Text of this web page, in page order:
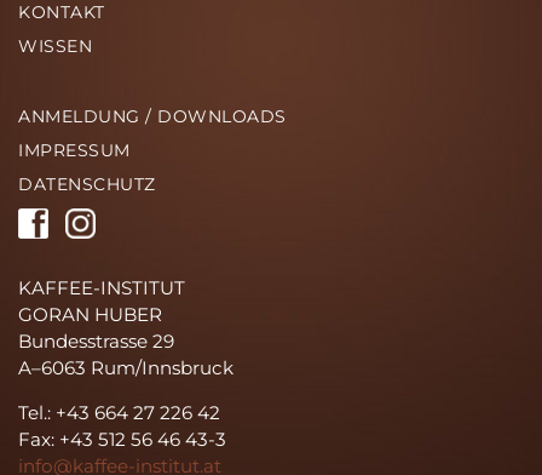
KONTAKT
WISSEN
ANMELDUNG / DOWNLOADS
IMPRESSUM
DATENSCHUTZ
KAFFEE-INSTITUT
GORAN HUBER
Bundesstrasse 29
A–6063 Rum/Innsbruck
Tel.: +43 664 27 226 42
Fax: +43 512 56 46 43-3
info@kaffee-institut.at